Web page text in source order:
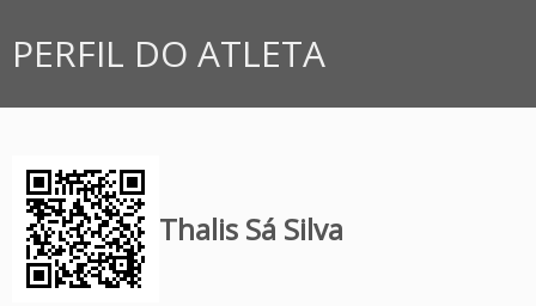
PERFIL DO ATLETA
Thalis Sá Silva